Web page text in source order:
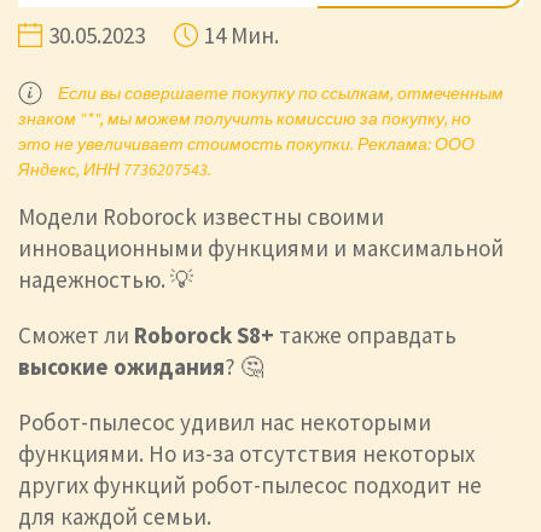
30.05.2023
14 Мин.
Если вы совершаете покупку по ссылкам, отмеченным
знаком "*", мы можем получить комиссию за покупку, но
это не увеличивает стоимость покупки. Реклама: ООО
Яндекс, ИНН 7736207543.
Модели Roborock известны своими
инновационными функциями и максимальной
надежностью. 💡
Сможет ли Roborock S8+ также оправдать
высокие ожидания? 🤔
Робот-пылесос удивил нас некоторыми
функциями. Но из-за отсутствия некоторых
других функций робот-пылесос подходит не
для каждой семьи.